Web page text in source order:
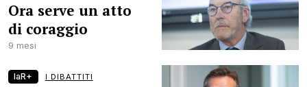
Ora serve un atto
di coraggio
9 mesi
laR+ I DIBATTITI